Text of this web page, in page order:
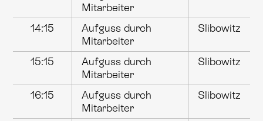
Mitarbeiter
14:15
Aufguss durch
Mitarbeiter
Slibowitz
15:15
Aufguss durch
Mitarbeiter
Slibowitz
16:15
Aufguss durch
Mitarbeiter
Slibowitz